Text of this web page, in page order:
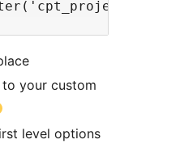
to your custom
level options